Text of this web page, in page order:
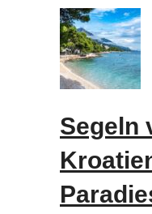
Segeln